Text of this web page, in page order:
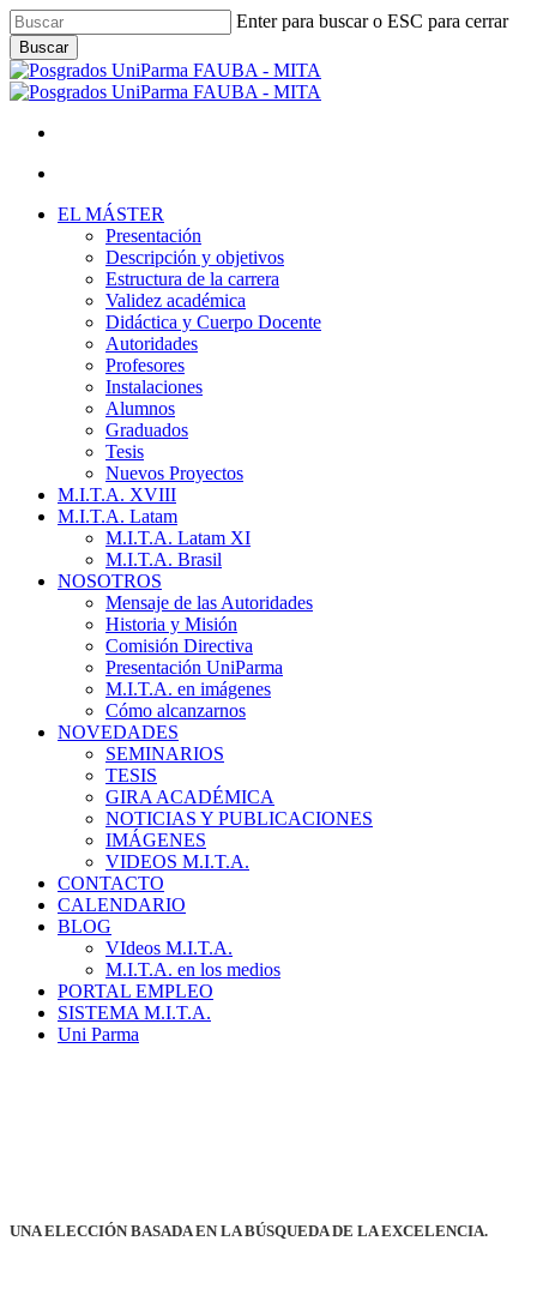
Skip
to
main
content
Enter para buscar o ESC para cerrar
Buscar
Close
Search
Menu
Menu
EL MÁSTER
Presentación
Descripción y objetivos
Estructura de la carrera
Validez académica
Didáctica y Cuerpo Docente
Autoridades
Profesores
Instalaciones
Alumnos
Graduados
Tesis
Nuevos Proyectos
M.I.T.A. XVIII
M.I.T.A. Latam
M.I.T.A. Latam XI
M.I.T.A. Brasil
NOSOTROS
Mensaje de las Autoridades
Historia y Misión
Comisión Directiva
Presentación UniParma
M.I.T.A. en imágenes
Cómo alcanzarnos
NOVEDADES
SEMINARIOS
TESIS
GIRA ACADÉMICA
NOTICIAS Y PUBLICACIONES
IMÁGENES
VIDEOS M.I.T.A.
CONTACTO
CALENDARIO
BLOG
VIdeos M.I.T.A.
M.I.T.A. en los medios
PORTAL EMPLEO
SISTEMA M.I.T.A.
Uni Parma
UNA ELECCIÓN BASADA EN LA BÚSQUEDA DE LA EXCELENCIA.